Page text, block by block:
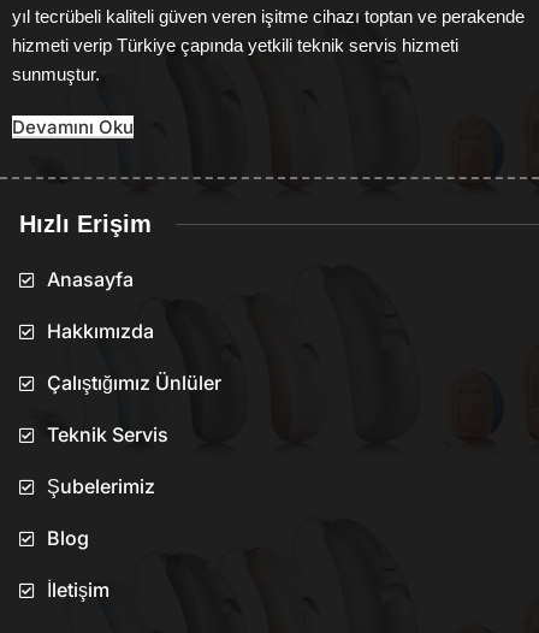
yıl tecrübeli kaliteli güven veren işitme cihazı toptan ve perakende
hizmeti verip Türkiye çapında yetkili teknik servis hizmeti
sunmuştur.
Devamını Oku
Hızlı Erişim
Anasayfa
Hakkımızda
Çalıştığımız Ünlüler
Teknik Servis
Şubelerimiz
Blog
İletişim